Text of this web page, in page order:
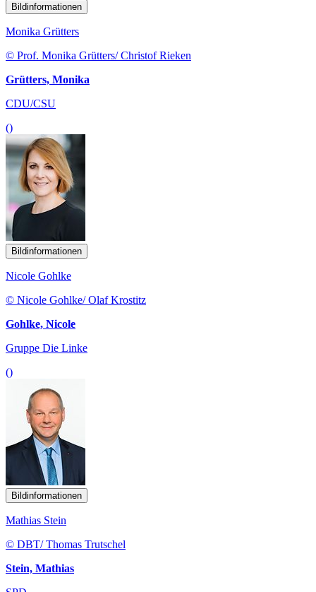
Bildinformationen
Monika Grütters
© Prof. Monika Grütters/ Christof Rieken
Grütters, Monika
CDU/CSU
()
Bildinformationen
Nicole Gohlke
© Nicole Gohlke/ Olaf Krostitz
Gohlke, Nicole
Gruppe Die Linke
()
Bildinformationen
Mathias Stein
© DBT/ Thomas Trutschel
Stein, Mathias